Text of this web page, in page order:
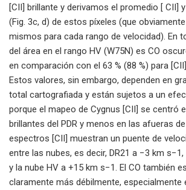
[CII] brillante y derivamos el promedio [ CII]
(Fig. 3c, d) de estos píxeles (que
mismos para cada rango de velocidad). En
del área en el rango HV (W75N) es CO
en comparación con el 63 % (88 %) para
Estos valores, sin embargo, dependen en
total cartografiada y están sujetos a un
porque el mapeo de Cygnus [CII] se centró
brillantes del PDR y menos en las afueras
espectros [CII] muestran un puente de
entre las nubes, es decir, DR21 a −3 km
y la nube HV a +15 km s−1. El CO también
claramente más débilmente, especialmente